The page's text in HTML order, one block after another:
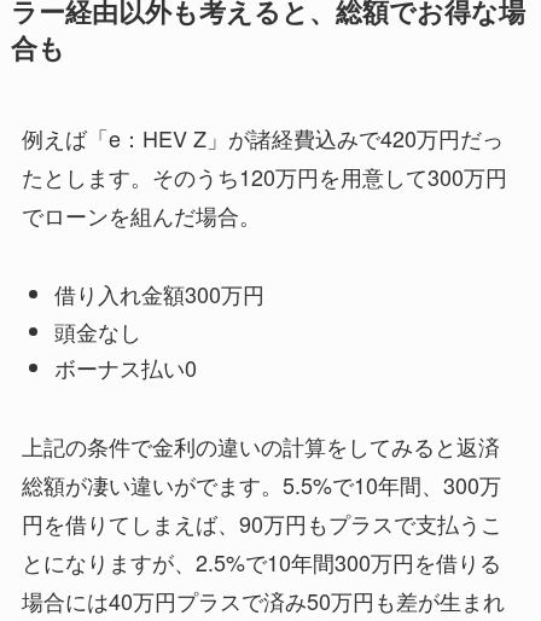
ラー経由以外も考えると、総額でお得な場
合も
例えば「e：HEV Z」が諸経費込みで420万円だっ
たとします。そのうち120万円を用意して300万円
でローンを組んだ場合。
借り入れ金額300万円
頭金なし
ボーナス払い0
上記の条件で金利の違いの計算をしてみると返済
総額が凄い違いがでます。5.5%で10年間、300万
円を借りてしまえば、90万円もプラスで支払うこ
とになりますが、2.5%で10年間300万円を借りる
場合には40万円プラスで済み50万円も差が生まれ